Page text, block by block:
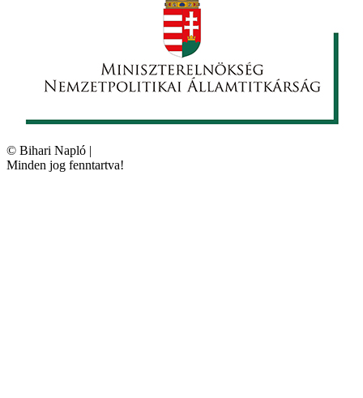
© Bihari Napló |
Minden jog fenntartva!